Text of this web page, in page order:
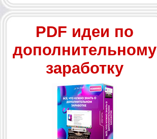
PDF идеи по
дополнительному
заработку